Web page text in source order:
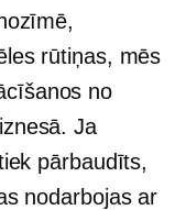
rūtiņas, mēs
no
Ja
pārbaudīts,
nodarbojas ar